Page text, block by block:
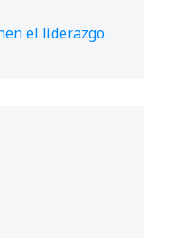
el liderazgo